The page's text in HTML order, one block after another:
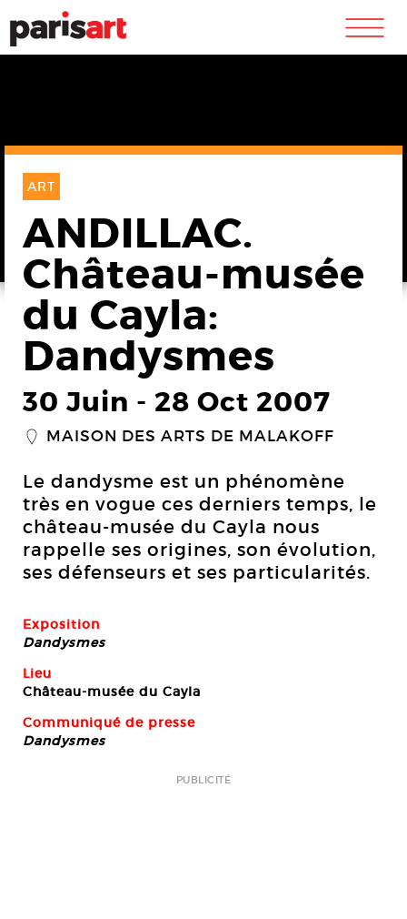
m
ART
ANDILLAC.
Château-musée
du Cayla:
Dandysmes
30 Juin - 28 Oct 2007
_ MAISON DES ARTS DE MALAKOFF
Le dandysme est un phénomène
très en vogue ces derniers temps, le
château-musée du Cayla nous
rappelle ses origines, son évolution,
ses défenseurs et ses particularités.
Exposition
Dandysmes
Lieu
Château-musée du Cayla
Communiqué de presse
Dandysmes
PUBLICITÉ